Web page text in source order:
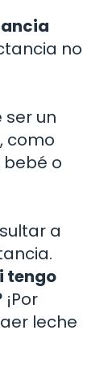
no
ser un
como
o
a
tengo
¡Por
leche